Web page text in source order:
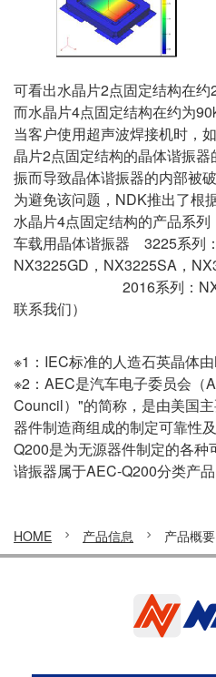
可看出水晶片2点固定结构在约
而水晶片4点固定结构在约为
当客户使用超声波焊接机时，
晶片2点固定结构的晶体谐振
振而导致晶体谐振器的内部被破
为避免该问题，NDK推出了根
水晶片4点固定结构的产品系列
车载用晶体谐振器 3225系列：
NX3225GD ， NX3225SA ，
2016系列：
联系我们）
※1：IEC标准的人造石英晶体由
※2：AEC是汽车电子委员会（
Council）"的简称，是由美国
器件制造商组成的制定可靠性
Q200是为无源器件制定的各
谐振器属于AEC-Q200分类产品
HOME 产品信息 产品概要